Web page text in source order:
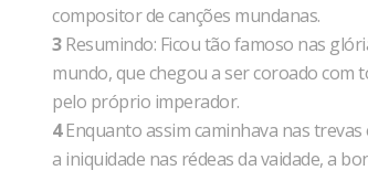
compositor de canções mundanas.
3Resumindo: Ficou tão famoso nas
mundo, que chegou a ser coroado com
pelo próprio imperador.
4Enquanto assim caminhava nas
a iniquidade nas rédeas da vaidade, a